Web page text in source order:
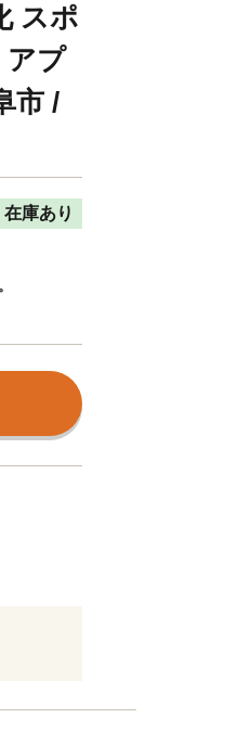
スポ
アプ
市 /
在庫あり